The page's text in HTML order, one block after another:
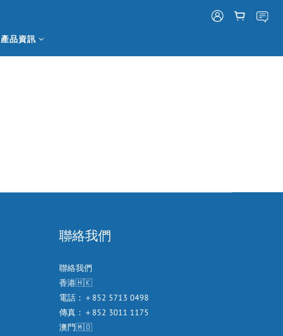
產品資訊
聯絡我們
聯絡我們
香港🇭🇰
電話：＋852 5713 0498
傳真：＋852 3011 1175
澳門🇲🇴